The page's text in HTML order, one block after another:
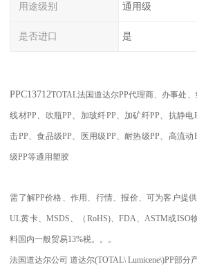
用途级别 通用级
是否进口 是
PPC13712TOTAL法国道达尔PP代理商、办事处
线材PP、吹瓶PP、加玻纤PP、加矿纤PP、抗静电
击PP、食品级PP、医用级PP、耐热级PP、高流动
级PP等通用塑胶
需了解PP价格、作用、行情、报价、可为客户提
UL黄卡、 MSDS、 （ RoHS)、 FDA、ASTM或ISO
料国内一般贸易13%税。。。
法国道达尔公司 道达尔(TOTAL\ Lumicene\)PP部分